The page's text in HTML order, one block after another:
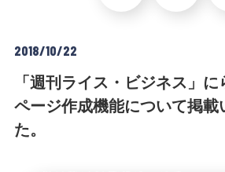
2018/10/22
「週刊ライス・ビジネス」
ページ作成機能について掲載
た。